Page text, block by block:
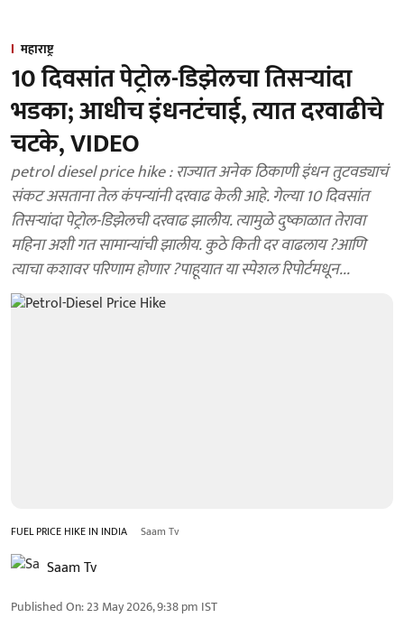
महाराष्ट्र
10 दिवसांत पेट्रोल-डिझेलचा तिसऱ्यांदा
भडका; आधीच इंधनटंचाई, त्यात दरवाढीचे
चटके, VIDEO
petrol diesel price hike : राज्यात अनेक ठिकाणी इंधन तुटवड्याचं
संकट असताना तेल कंपन्यांनी दरवाढ केली आहे. गेल्या 10 दिवसांत
तिसऱ्यांदा पेट्रोल-डिझेलची दरवाढ झालीय. त्यामुळे दुष्काळात तेरावा
महिना अशी गत सामान्यांची झालीय. कुठे किती दर वाढलाय ?आणि
त्याचा कशावर परिणाम होणार ?पाहूयात या स्पेशल रिपोर्टमधून...
FUEL PRICE HIKE IN INDIA Saam Tv
Saam Tv
Published On:23 May 2026, 9:38 pm IST